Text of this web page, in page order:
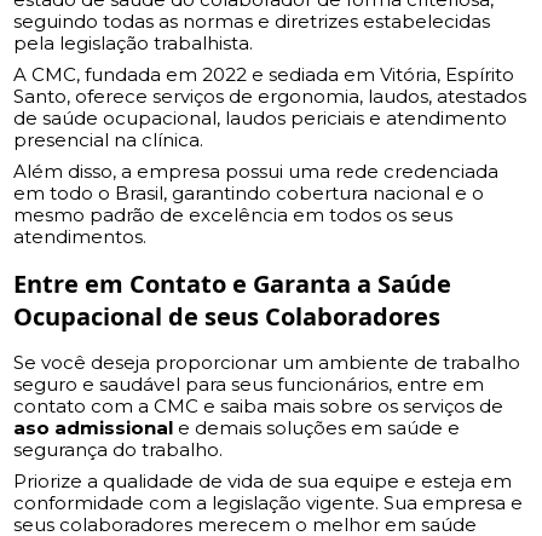
seguindo todas as normas e diretrizes estabelecidas
pela legislação trabalhista.
A CMC, fundada em 2022 e sediada em Vitória, Espírito
Santo, oferece serviços de ergonomia, laudos, atestados
de saúde ocupacional, laudos periciais e atendimento
presencial na clínica.
Além disso, a empresa possui uma rede credenciada
em todo o Brasil, garantindo cobertura nacional e o
mesmo padrão de excelência em todos os seus
atendimentos.
Entre em Contato e Garanta a Saúde
Ocupacional de seus Colaboradores
Se você deseja proporcionar um ambiente de trabalho
seguro e saudável para seus funcionários, entre em
contato com a CMC e saiba mais sobre os serviços de
aso admissional e demais soluções em saúde e
segurança do trabalho.
Priorize a qualidade de vida de sua equipe e esteja em
conformidade com a legislação vigente. Sua empresa e
seus colaboradores merecem o melhor em saúde